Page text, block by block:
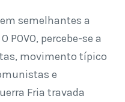
semelhantes a
POVO, percebe-se a
movimento típico
e
Fria travada